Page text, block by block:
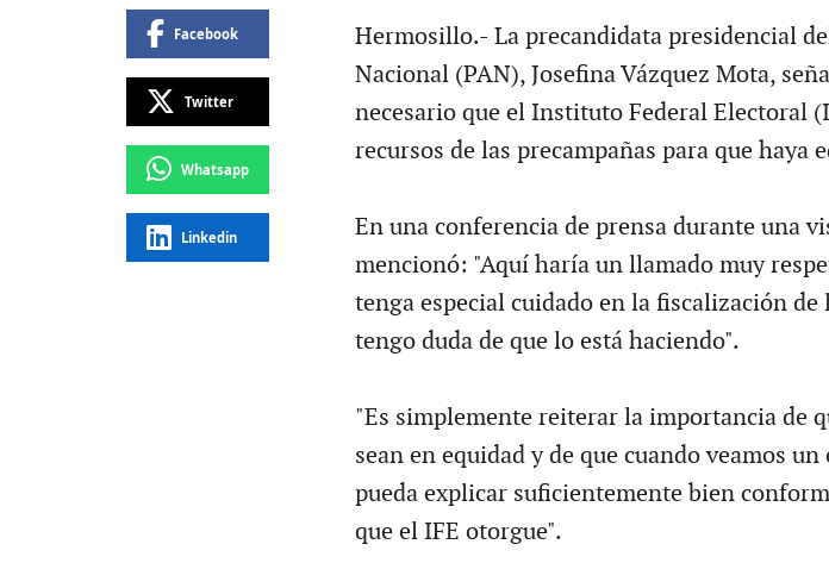
Facebook
Twitter
Whatsapp
Linkedin
Hermosillo.- La precandidata presidencial
Nacional (PAN), Josefina Vázquez Mota,
necesario que el Instituto Federal Electoral
recursos de las precampañas para que haya
En una conferencia de prensa durante una
mencionó: "Aquí haría un llamado muy
tenga especial cuidado en la fiscalización de
tengo duda de que lo está haciendo".
"Es simplemente reiterar la importancia de
sean en equidad y de que cuando veamos un
pueda explicar suficientemente bien
que el IFE otorgue".